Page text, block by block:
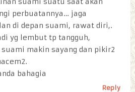
perbuatannya… jaga
di depan suami, rawat diri,.
yg lembut tp tangguh,
suami makin sayang dan pikir2
bahagia
Reply